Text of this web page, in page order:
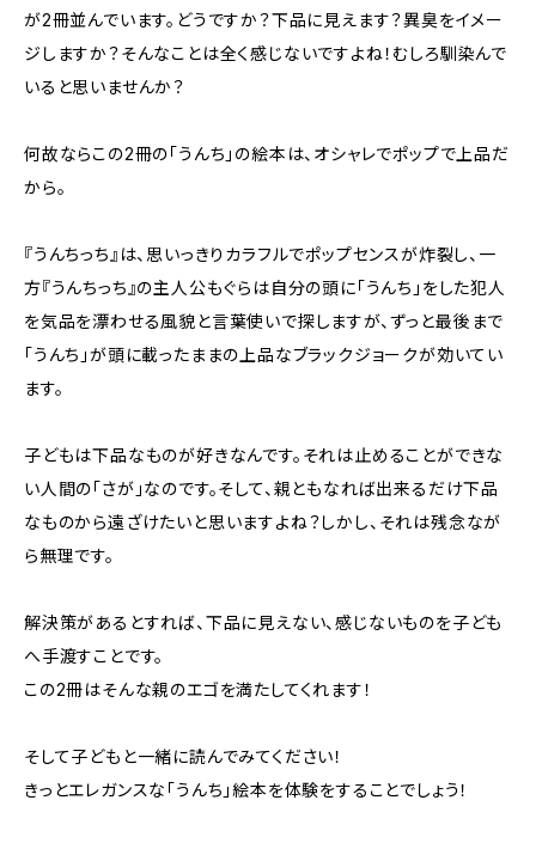
が2冊並んでいます。どうですか？下品に見えます？異臭をイメー
ジしますか？そんなことは全く感じないですよね！むしろ馴染んで
いると思いませんか？
何故ならこの2冊の「うんち」の絵本は、オシャレでポップで上品だ
から。
『うんちっち』は、思いっきりカラフルでポップセンスが炸裂し、一
方『うんちっち』の主人公もぐらは自分の頭に「うんち」をした犯人
を気品を漂わせる風貌と言葉使いで探しますが、ずっと最後まで
「うんち」が頭に載ったままの上品なブラックジョークが効いてい
ます。
子どもは下品なものが好きなんです。それは止めることができな
い人間の「さが」なのです。そして、親ともなれば出来るだけ下品
なものから遠ざけたいと思いますよね？しかし、それは残念なが
ら無理です。
解決策があるとすれば、下品に見えない、感じないものを子ども
へ手渡すことです。
この2冊はそんな親のエゴを満たしてくれます！
そして子どもと一緒に読んでみてください！
きっとエレガンスな「うんち」絵本を体験をすることでしょう！